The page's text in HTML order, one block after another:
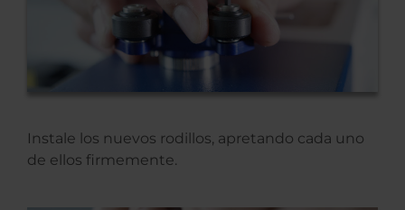
Instale los nuevos rodillos, apretando cada uno
de ellos firmemente.